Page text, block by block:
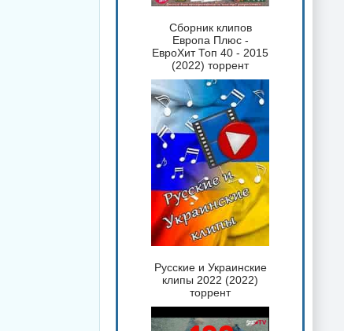
Сборник клипов
Европа Плюс -
ЕвроХит Топ 40 - 2015
(2022) торрент
Русские и Украинские
клипы 2022 (2022)
торрент